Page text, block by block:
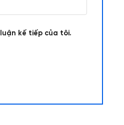
kế tiếp của tôi.